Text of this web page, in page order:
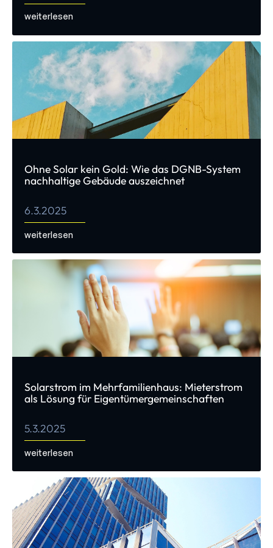
weiterlesen
Ohne Solar kein Gold: Wie das DGNB-System
nachhaltige Gebäude auszeichnet
6.3.2025
weiterlesen
Solarstrom im Mehrfamilienhaus: Mieterstrom
als Lösung für Eigentümergemeinschaften
5.3.2025
weiterlesen